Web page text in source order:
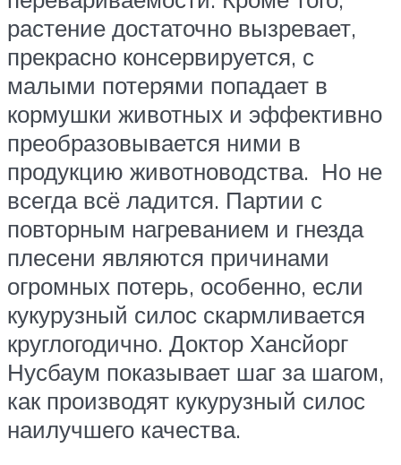
растение достаточно вызревает,
прекрасно консервируется, с
малыми потерями попадает в
кормушки животных и эффективно
преобразовывается ними в
продукцию животноводства. Но не
всегда всё ладится. Партии с
повторным нагреванием и гнезда
плесени являются причинами
огромных потерь, особенно, если
кукурузный силос скармливается
круглогодично. Доктор Хансйорг
Нусбаум показывает шаг за шагом,
как производят кукурузный силос
наилучшего качества.